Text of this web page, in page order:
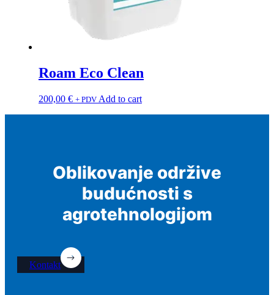
Roam Eco Clean
200,00 € + PDV Add to cart
Oblikovanje održive
budućnosti s
agrotehnologijom
Kontakt